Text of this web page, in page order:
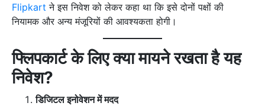
Flipkart ने इस निवेश को लेकर कहा था कि इसे दोनों पक्षों की
नियामक और अन्य मंजूरियों की आवश्यकता होगी।
फ्लिपकार्ट के लिए क्या मायने रखता है यह
निवेश?
डिजिटल इनोवेशन में मदद